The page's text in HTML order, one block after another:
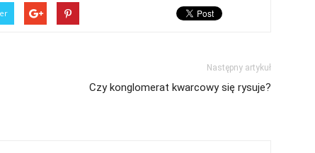
Następny artykuł
Czy konglomerat kwarcowy się rysuje?